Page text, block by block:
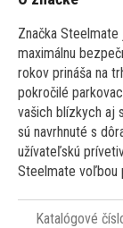
Značka
maximálnu
rokov prináša na
pokročilé
vašich blízkych aj
sú navrhnuté s
užívateľskú
Steelmate voľbou
Katalógové